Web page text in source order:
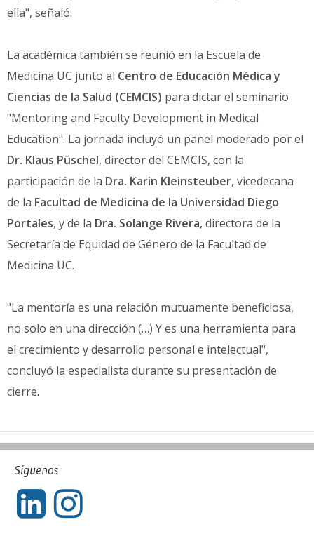
ella", señaló.
La académica también se reunió en la Escuela de
Medicina UC junto al Centro de Educación Médica y
Ciencias de la Salud (CEMCIS) para dictar el seminario
"Mentoring and Faculty Development in Medical
Education". La jornada incluyó un panel moderado por el
Dr. Klaus Püschel, director del CEMCIS, con la
participación de la Dra. Karin Kleinsteuber, vicedecana
de la Facultad de Medicina de la Universidad Diego
Portales, y de la Dra. Solange Rivera, directora de la
Secretaría de Equidad de Género de la Facultad de
Medicina UC.
"La mentoría es una relación mutuamente beneficiosa,
no solo en una dirección (…) Y es una herramienta para
el crecimiento y desarrollo personal e intelectual",
concluyó la especialista durante su presentación de
cierre.
Síguenos